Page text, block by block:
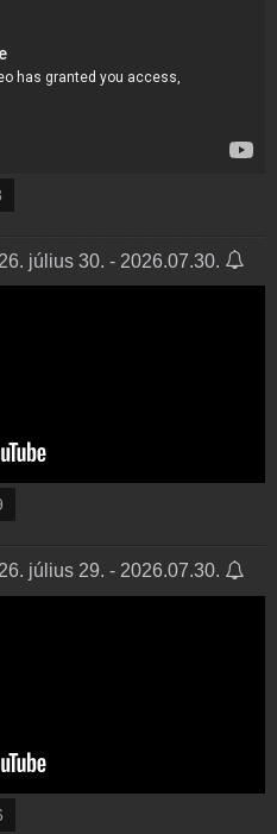
július 30. - 2026.07.30.
július 29. - 2026.07.30.